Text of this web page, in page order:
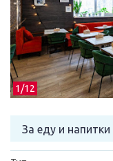
1/12
За еду и напитки